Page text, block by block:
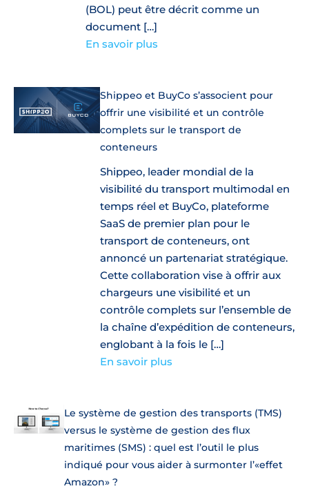
(BOL) peut être décrit comme un
document […]
En savoir plus
Shippeo et BuyCo s’associent pour
offrir une visibilité et un contrôle
complets sur le transport de
conteneurs
Shippeo, leader mondial de la
visibilité du transport multimodal en
temps réel et BuyCo, plateforme
SaaS de premier plan pour le
transport de conteneurs, ont
annoncé un partenariat stratégique.
Cette collaboration vise à offrir aux
chargeurs une visibilité et un
contrôle complets sur l’ensemble de
la chaîne d’expédition de conteneurs,
englobant à la fois le […]
En savoir plus
Le système de gestion des transports (TMS)
versus le système de gestion des flux
maritimes (SMS) : quel est l’outil le plus
indiqué pour vous aider à surmonter l’«effet
Amazon» ?